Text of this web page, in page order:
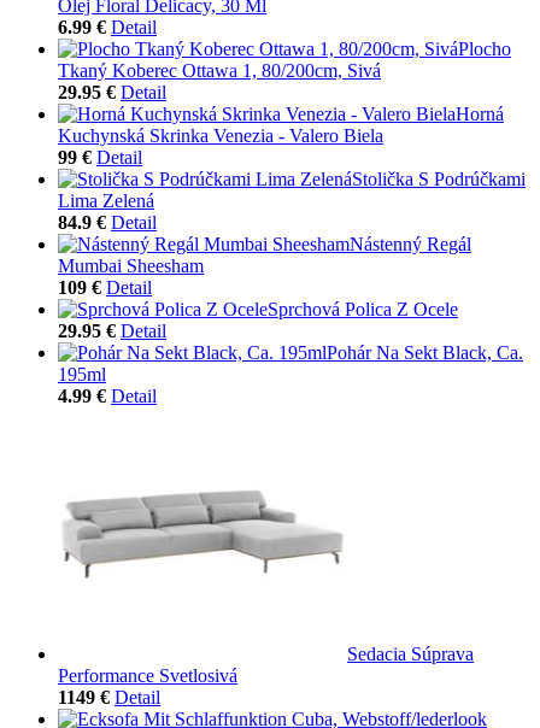
Olej Floral Delicacy, 30 Ml
6.99 € Detail
Plocho
Tkaný Koberec Ottawa 1, 80/200cm, Sivá
29.95 € Detail
Horná
Kuchynská Skrinka Venezia - Valero Biela
99 € Detail
Stolička S Podrúčkami
Lima Zelená
84.9 € Detail
Nástenný Regál
Mumbai Sheesham
109 € Detail
Sprchová Polica Z Ocele
29.95 € Detail
Pohár Na Sekt Black, Ca.
195ml
4.99 € Detail
Sedacia Súprava
Performance Svetlosivá
1149 € Detail